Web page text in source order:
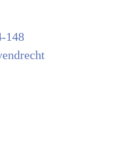
148